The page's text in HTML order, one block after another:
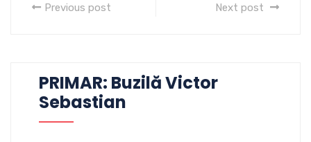
Previous post Next post
PRIMAR: Buzilă Victor
Sebastian